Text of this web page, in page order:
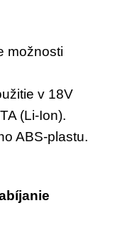
možnosti
v 18V
(Li-Ion).
ABS-plastu.